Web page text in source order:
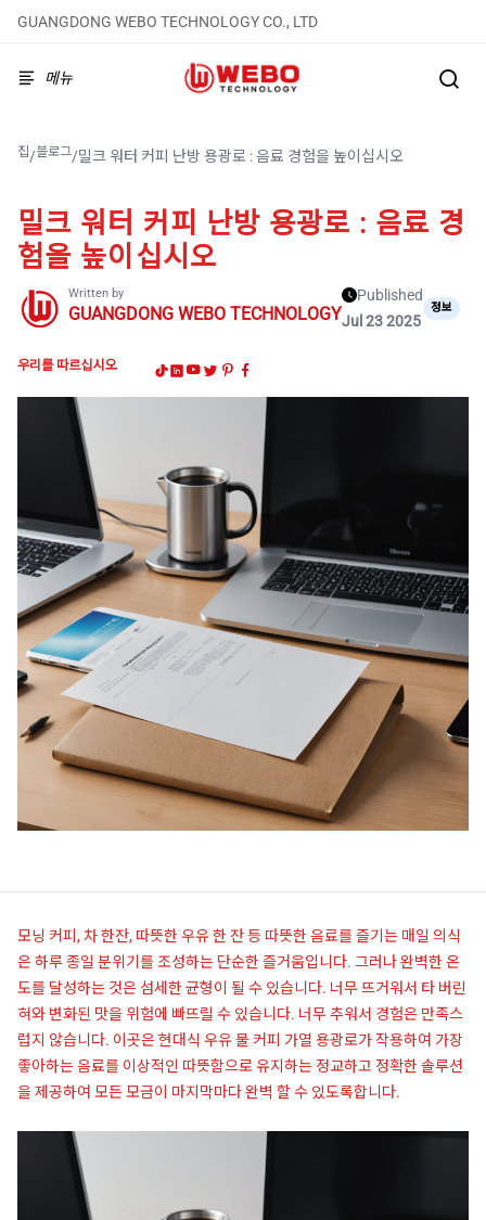
GUANGDONG WEBO TECHNOLOGY CO., LTD
메뉴
집/블로그/밀크 워터 커피 난방 용광로 : 음료 경험을 높이십시오
밀크 워터 커피 난방 용광로 : 음료 경
험을 높이십시오
Written by
GUANGDONG WEBO TECHNOLOGY
Published
Jul 23 2025
정보
우리를 따르십시오
모닝 커피, 차 한잔, 따뜻한 우유 한 잔 등 따뜻한 음료를 즐기는 매일 의식
은 하루 종일 분위기를 조성하는 단순한 즐거움입니다. 그러나 완벽한 온
도를 달성하는 것은 섬세한 균형이 될 수 있습니다. 너무 뜨거워서 타 버린
혀와 변화된 맛을 위험에 빠뜨릴 수 있습니다. 너무 추워서 경험은 만족스
럽지 않습니다. 이곳은 현대식 우유 물 커피 가열 용광로가 작용하여 가장
좋아하는 음료를 이상적인 따뜻함으로 유지하는 정교하고 정확한 솔루션
을 제공하여 모든 모금이 마지막마다 완벽 할 수 있도록합니다.